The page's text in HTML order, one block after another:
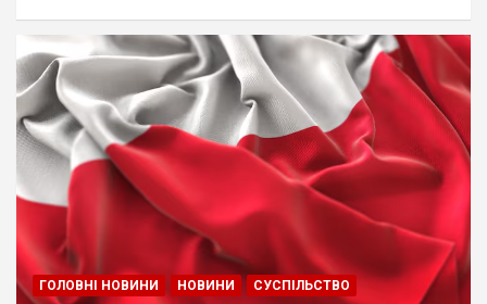
ГОЛОВНІ НОВИНИ НОВИНИ СУСПІЛЬСТВО